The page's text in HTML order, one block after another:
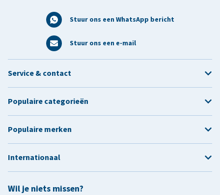
Stuur ons een WhatsApp bericht
Stuur ons een e-mail
Wil je niets missen?
Service & contact
Populaire categorieën
Populaire merken
Internationaal